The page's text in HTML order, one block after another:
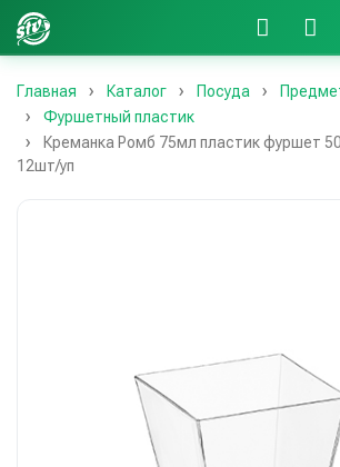
Главная Каталог Посуда
Фуршетный пластик
Креманка Ромб 75мл пластик фуршет
12шт/уп